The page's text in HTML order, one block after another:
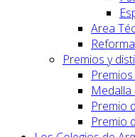
Area
Premios y
Premios
Premio
Premio